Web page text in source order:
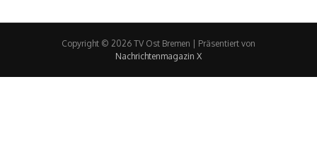
Copyright © 2026 TV Ost Bremen | Präsentiert von
Nachrichtenmagazin X